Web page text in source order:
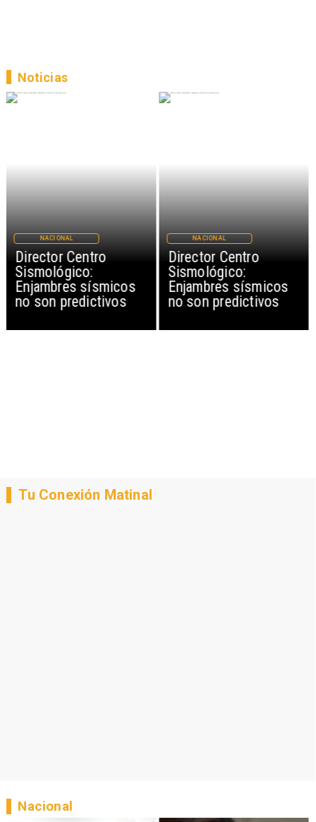
Director Centro
Sismológico:
Enjambres sísmicos
no son predictivos
NACIONAL
Director Centro
Sismológico:
Enjambres sísmicos
no son predictivos
NACIONAL
Noticias
Tu Conexión Matinal
Nacional